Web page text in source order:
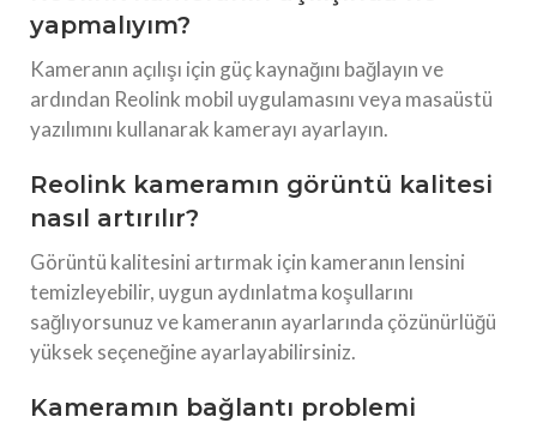
yapmalıyım?
Kameranın açılışı için güç kaynağını bağlayın ve
ardından Reolink mobil uygulamasını veya masaüstü
yazılımını kullanarak kamerayı ayarlayın.
Reolink kameramın görüntü kalitesi
nasıl artırılır?
Görüntü kalitesini artırmak için kameranın lensini
temizleyebilir, uygun aydınlatma koşullarını
sağlıyorsunuz ve kameranın ayarlarında çözünürlüğü
yüksek seçeneğine ayarlayabilirsiniz.
Kameramın bağlantı problemi